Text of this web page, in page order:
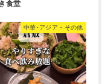
食堂
中華･アジア・その他